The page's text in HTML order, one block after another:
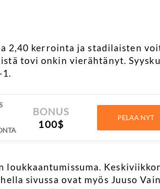
2,40 kerrointa ja stadilaisten
tovi onkin vierähtänyt.
BONUS
100$
PELAA NYT
loukkaantumissuma.
sivussa ovat myös Juuso